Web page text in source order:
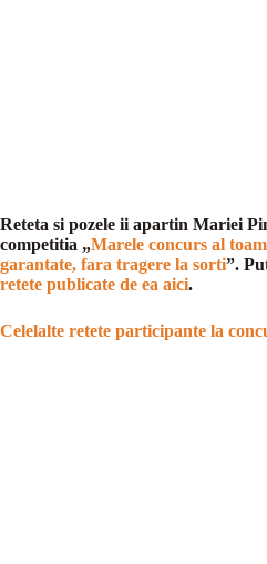
Reteta si pozele ii apartin Mariei
competitia „Marele concurs al
garantate, fara tragere la sorti”.
retete publicate de ea aici.
Celelalte retete participante la